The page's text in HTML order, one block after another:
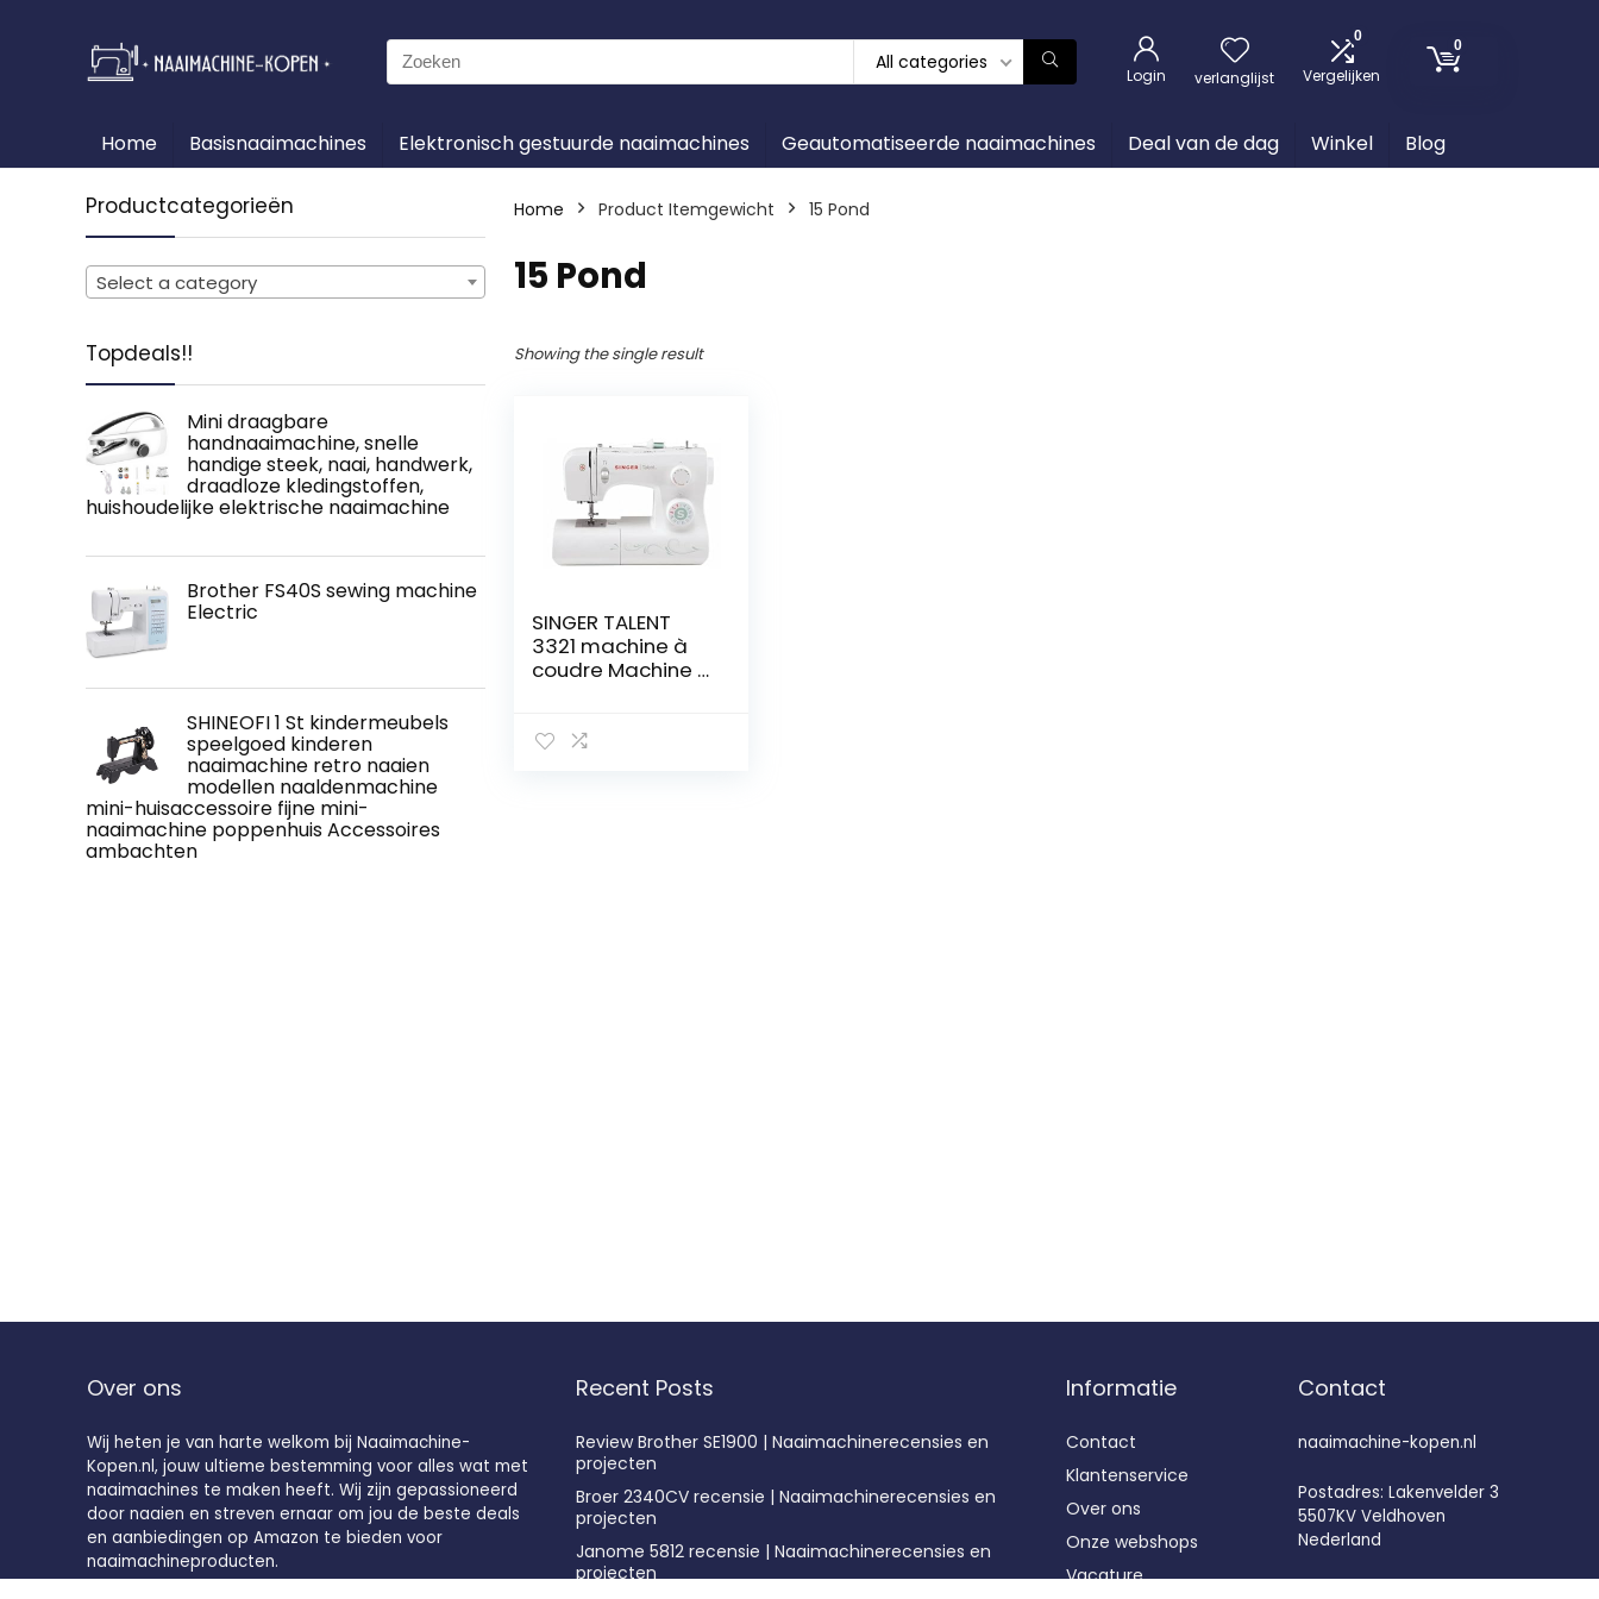
Search
for:
All categories
Login verlanglijst
0
Vergelijken
0
Home Basisnaaimachines Elektronisch gestuurde naaimachines Geautomatiseerde naaimachines Deal van de dag Winkel Blog
Productcategorieën
Select a category
Topdeals!!
Mini draagbare
handnaaimachine, snelle
handige steek, naai, handwerk,
draadloze kledingstoffen,
huishoudelijke elektrische naaimachine
Brother FS40S sewing machine
Electric
SHINEOFI 1 St kindermeubels
speelgoed kinderen
naaimachine retro naaien
modellen naaldenmachine
mini-huisaccessoire fijne mini-
naaimachine poppenhuis Accessoires
ambachten
Home Product Itemgewicht ‎15 Pond
‎15 Pond
Showing the single result
SINGER TALENT
3321 machine à
coudre Machine à
Electrique
Over ons
Wij heten je van harte welkom bij Naaimachine-
Kopen.nl, jouw ultieme bestemming voor alles wat met
naaimachines te maken heeft. Wij zijn gepassioneerd
door naaien en streven ernaar om jou de beste deals
en aanbiedingen op Amazon te bieden voor
naaimachineproducten.
Recent Posts
Review Brother SE1900 | Naaimachinerecensies en
projecten
Broer 2340CV recensie | Naaimachinerecensies en
projecten
Janome 5812 recensie | Naaimachinerecensies en
projecten
Informatie
Contact
Klantenservice
Over ons
Onze webshops
Vacature
Contact
naaimachine-kopen.nl
Postadres: Lakenvelder 3
5507KV Veldhoven
Nederland